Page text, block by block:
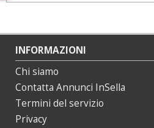
INFORMAZIONI
Chi siamo
Contatta Annunci InSella
Termini del servizio
Privacy